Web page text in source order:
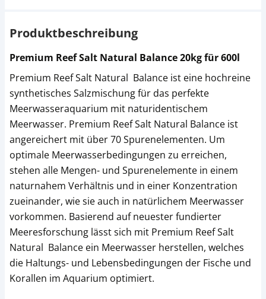
Produktbeschreibung
Premium Reef Salt Natural Balance 20kg für 600l
Premium Reef Salt Natural Balance ist eine hochreine
synthetisches Salzmischung für das perfekte
Meerwasseraquarium mit naturidentischem
Meerwasser. Premium Reef Salt Natural Balance ist
angereichert mit über 70 Spurenelementen. Um
optimale Meerwasserbedingungen zu erreichen,
stehen alle Mengen- und Spurenelemente in einem
naturnahem Verhältnis und in einer Konzentration
zueinander, wie sie auch in natürlichem Meerwasser
vorkommen. Basierend auf neuester fundierter
Meeresforschung lässt sich mit Premium Reef Salt
Natural Balance ein Meerwasser herstellen, welches
die Haltungs- und Lebensbedingungen der Fische und
Korallen im Aquarium optimiert.